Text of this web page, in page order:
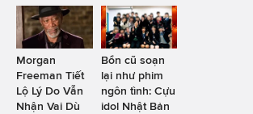
Morgan
Freeman Tiết
Lộ Lý Do Vẫn
Nhận Vai Dù
Bổn cũ soạn
lại như phim
ngôn tình: Cựu
idol Nhật Bản